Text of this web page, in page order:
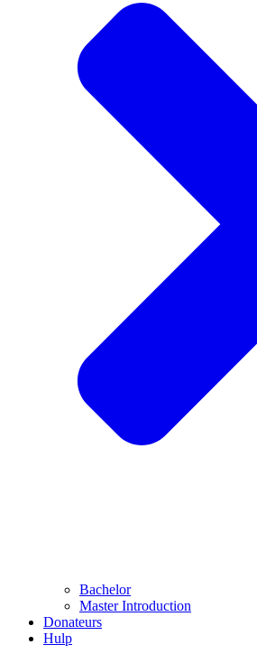
Bachelor
Master Introduction
Donateurs
Hulp